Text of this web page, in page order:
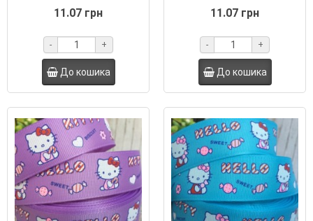
11.07 грн
- +
До кошика
11.07 грн
- +
До кошика